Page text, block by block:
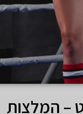
– המלצות